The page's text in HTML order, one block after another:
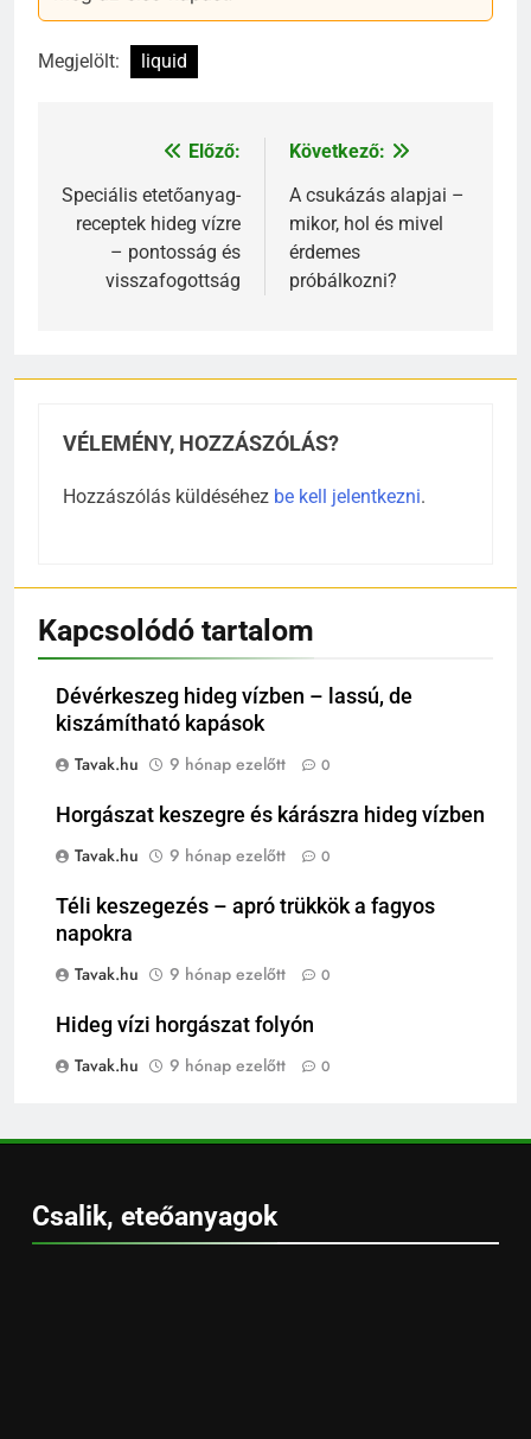
Megjelölt: liquid
Bejegyzés
navigáció
Előző:
Speciális etetőanyag-
receptek hideg vízre
– pontosság és
visszafogottság
Következő:
A csukázás alapjai –
mikor, hol és mivel
érdemes
próbálkozni?
VÉLEMÉNY, HOZZÁSZÓLÁS?
Hozzászólás küldéséhez be kell jelentkezni.
Kapcsolódó tartalom
Dévérkeszeg hideg vízben – lassú, de
kiszámítható kapások
Tavak.hu
9 hónap ezelőtt 0
Horgászat keszegre és kárászra hideg vízben
Tavak.hu
9 hónap ezelőtt 0
Téli keszegezés – apró trükkök a fagyos
napokra
Tavak.hu
9 hónap ezelőtt 0
Hideg vízi horgászat folyón
Tavak.hu
9 hónap ezelőtt 0
Csalik, eteőanyagok